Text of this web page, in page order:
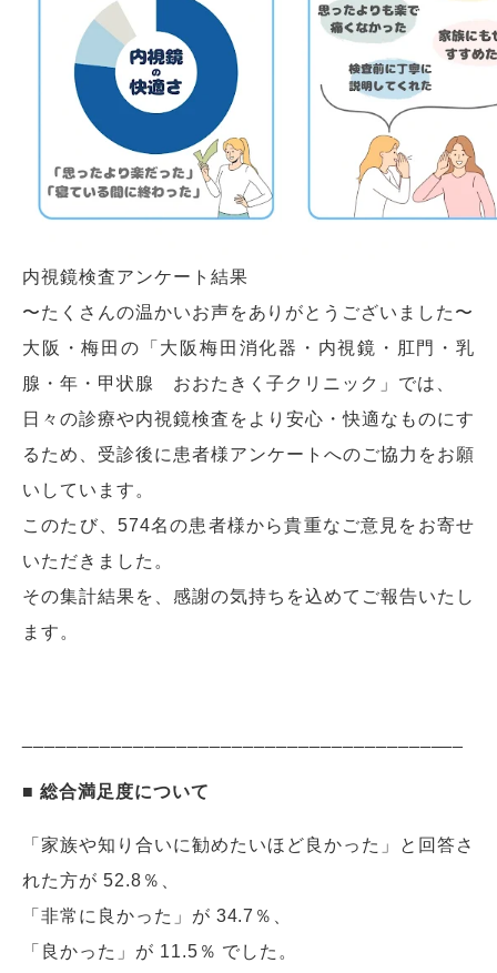
内視鏡検査アンケート結果
〜たくさんの温かいお声をありがとうございました〜
大阪・梅田の「大阪梅田消化器・内視鏡・肛門・乳
腺・年・甲状腺 おおたきく子クリニック」では、
日々の診療や内視鏡検査をより安心・快適なものにす
るため、受診後に患者様アンケートへのご協力をお願
いしています。
このたび、574名の患者様から貴重なご意見をお寄せ
いただきました。
その集計結果を、感謝の気持ちを込めてご報告いたし
ます。
■ 総合満足度について
「家族や知り合いに勧めたいほど良かった」と回答さ
れた方が 52.8％、
「非常に良かった」が 34.7％、
「良かった」が 11.5％ でした。